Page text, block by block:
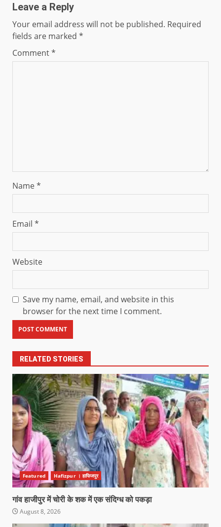
Leave a Reply
Your email address will not be published. Required
fields are marked *
Comment*
Name*
Email *
Website
Save my name, email, and website in this
browser for the next time I comment.
RELATED STORIES
Featured Hafizpur । हाफिजपुर
गांव हाजीपुर में चोरी के शक में एक संदिग्ध को पकड़ा
August 8, 2026